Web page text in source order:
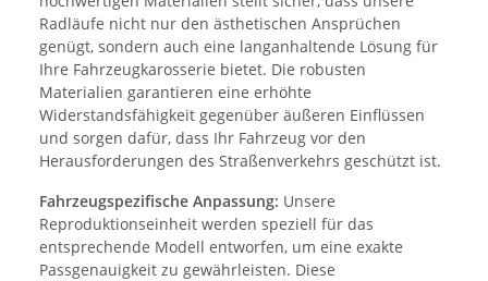
Radläufe nicht nur den ästhetischen Ansprüchen
genügt, sondern auch eine langanhaltende Lösung für
Ihre Fahrzeugkarosserie bietet. Die robusten
Materialien garantieren eine erhöhte
Widerstandsfähigkeit gegenüber äußeren Einflüssen
und sorgen dafür, dass Ihr Fahrzeug vor den
Herausforderungen des Straßenverkehrs geschützt ist.
Fahrzeugspezifische Anpassung: Unsere
Reproduktionseinheit werden speziell für das
entsprechende Modell entworfen, um eine exakte
Passgenauigkeit zu gewährleisten. Diese